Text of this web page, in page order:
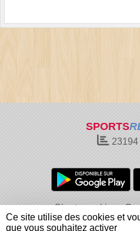
SPORTS
23194
Charte cookies
Informations légales
Ce site utilise des cookies et
que vous souhaitez activer